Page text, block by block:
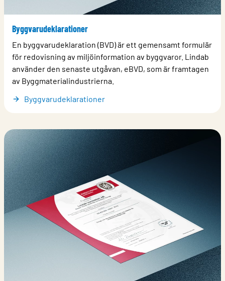
Byggvarudeklarationer
En byggvarudeklaration (BVD) är ett gemensamt formulär
för redovisning av miljöinformation av byggvaror. Lindab
använder den senaste utgåvan, eBVD, som är framtagen
av Byggmaterialindustrierna.
Byggvarudeklarationer